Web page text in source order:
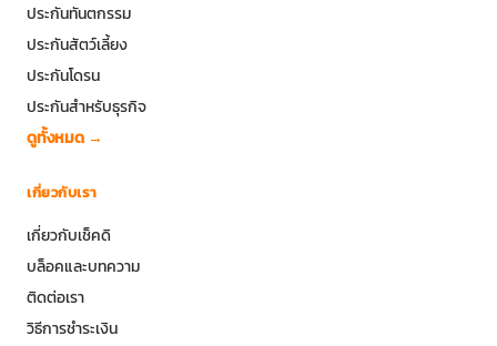
ประกันทันตกรรม
ประกันสัตว์เลี้ยง
ประกันโดรน
ประกันสำหรับธุรกิจ
ดูทั้งหมด →
เกี่ยวกับเรา
เกี่ยวกับเช็คดิ
บล็อคและบทความ
ติดต่อเรา
วิธีการชำระเงิน